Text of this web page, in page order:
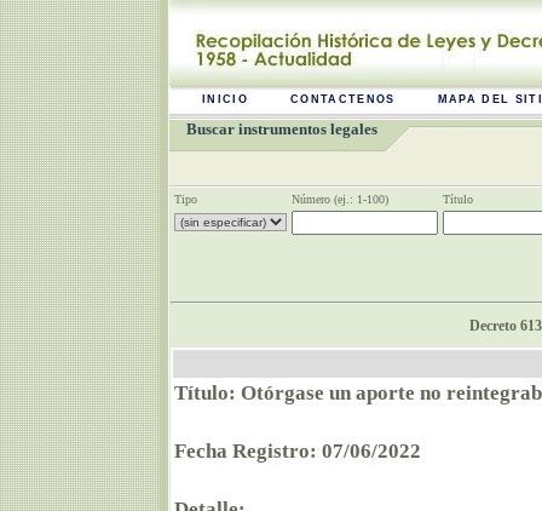
INICIO CONTACTENOS MAPA DEL
Buscar instrumentos legales
Tipo Número (ej.: 1-100) Título
Decreto
Título: Otórgase un aporte no
Fecha Registro: 07/06/2022